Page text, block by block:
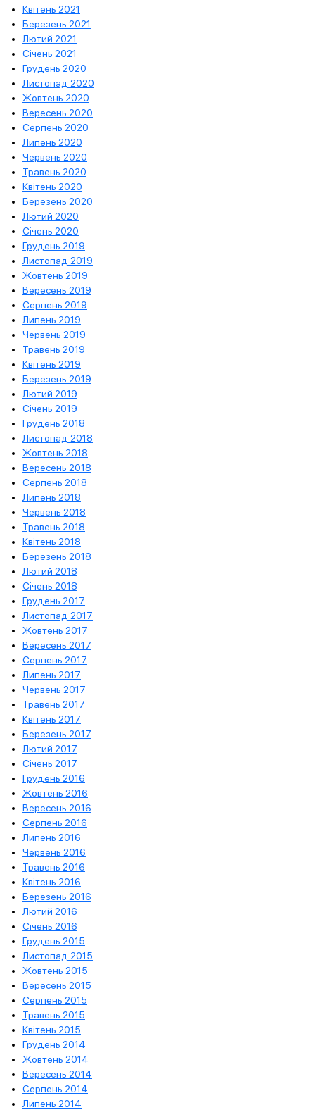
Квітень 2021
Березень 2021
Лютий 2021
Січень 2021
Грудень 2020
Листопад 2020
Жовтень 2020
Вересень 2020
Серпень 2020
Липень 2020
Червень 2020
Травень 2020
Квітень 2020
Березень 2020
Лютий 2020
Січень 2020
Грудень 2019
Листопад 2019
Жовтень 2019
Вересень 2019
Серпень 2019
Липень 2019
Червень 2019
Травень 2019
Квітень 2019
Березень 2019
Лютий 2019
Січень 2019
Грудень 2018
Листопад 2018
Жовтень 2018
Вересень 2018
Серпень 2018
Липень 2018
Червень 2018
Травень 2018
Квітень 2018
Березень 2018
Лютий 2018
Січень 2018
Грудень 2017
Листопад 2017
Жовтень 2017
Вересень 2017
Серпень 2017
Липень 2017
Червень 2017
Травень 2017
Квітень 2017
Березень 2017
Лютий 2017
Січень 2017
Грудень 2016
Жовтень 2016
Вересень 2016
Серпень 2016
Липень 2016
Червень 2016
Травень 2016
Квітень 2016
Березень 2016
Лютий 2016
Січень 2016
Грудень 2015
Листопад 2015
Жовтень 2015
Вересень 2015
Серпень 2015
Травень 2015
Квітень 2015
Грудень 2014
Жовтень 2014
Вересень 2014
Серпень 2014
Липень 2014